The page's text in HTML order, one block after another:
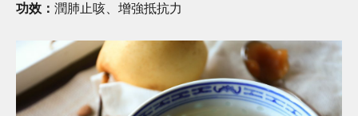
功效： 潤肺止咳、增強抵抗力